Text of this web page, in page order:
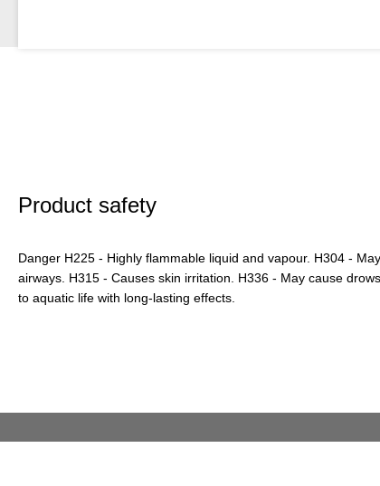
Product safety
Danger H225 - Highly flammable liquid and vapour. H304 -
airways. H315 - Causes skin irritation. H336 - May cause
to aquatic life with long-lasting effects.